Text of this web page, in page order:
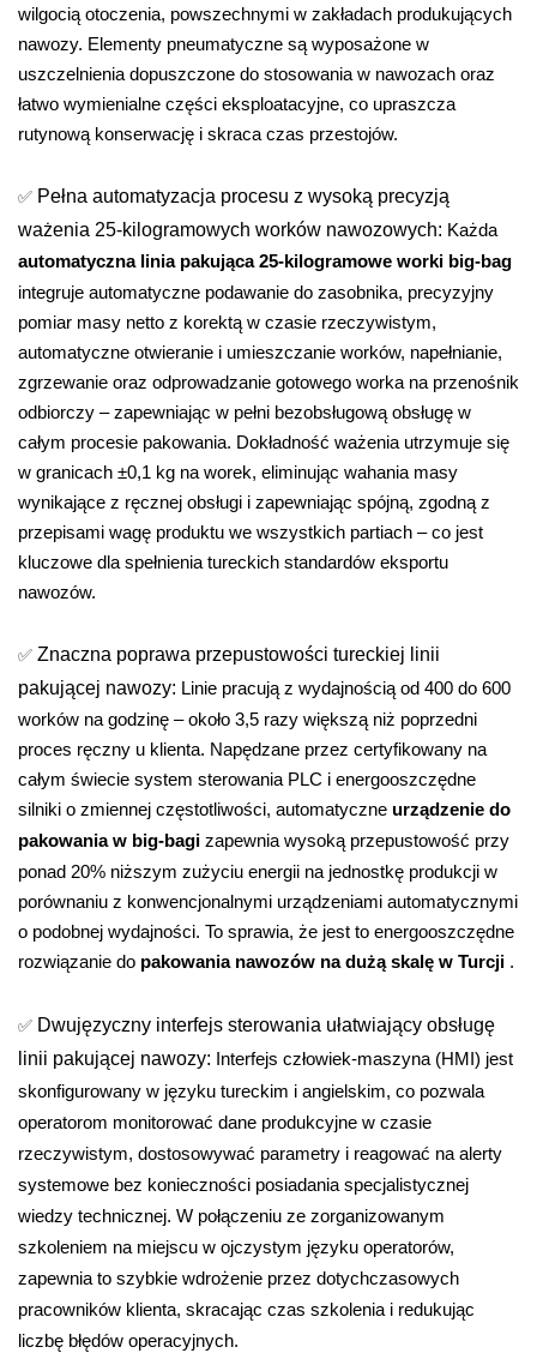
wilgocią otoczenia, powszechnymi w zakładach produkujących
nawozy. Elementy pneumatyczne są wyposażone w
uszczelnienia dopuszczone do stosowania w nawozach oraz
łatwo wymienialne części eksploatacyjne, co upraszcza
rutynową konserwację i skraca czas przestojów.
✅ Pełna automatyzacja procesu z wysoką precyzją
ważenia 25-kilogramowych worków nawozowych: Każda
automatyczna linia pakująca 25-kilogramowe worki big-bag
integruje automatyczne podawanie do zasobnika, precyzyjny
pomiar masy netto z korektą w czasie rzeczywistym,
automatyczne otwieranie i umieszczanie worków, napełnianie,
zgrzewanie oraz odprowadzanie gotowego worka na przenośnik
odbiorczy – zapewniając w pełni bezobsługową obsługę w
całym procesie pakowania. Dokładność ważenia utrzymuje się
w granicach ±0,1 kg na worek, eliminując wahania masy
wynikające z ręcznej obsługi i zapewniając spójną, zgodną z
przepisami wagę produktu we wszystkich partiach – co jest
kluczowe dla spełnienia tureckich standardów eksportu
nawozów.
✅ Znaczna poprawa przepustowości tureckiej linii
pakującej nawozy: Linie pracują z wydajnością od 400 do 600
worków na godzinę – około 3,5 razy większą niż poprzedni
proces ręczny u klienta. Napędzane przez certyfikowany na
całym świecie system sterowania PLC i energooszczędne
silniki o zmiennej częstotliwości, automatyczne urządzenie do
pakowania w big-bagi zapewnia wysoką przepustowość przy
ponad 20% niższym zużyciu energii na jednostkę produkcji w
porównaniu z konwencjonalnymi urządzeniami automatycznymi
o podobnej wydajności. To sprawia, że ​​jest to energooszczędne
rozwiązanie do pakowania nawozów na dużą skalę w Turcji .
✅ Dwujęzyczny interfejs sterowania ułatwiający obsługę
linii pakującej nawozy:
Interfejs człowiek-maszyna (HMI) jest
skonfigurowany w języku tureckim i angielskim, co pozwala
operatorom monitorować dane produkcyjne w czasie
rzeczywistym, dostosowywać parametry i reagować na alerty
systemowe bez konieczności posiadania specjalistycznej
wiedzy technicznej. W połączeniu ze zorganizowanym
szkoleniem na miejscu w ojczystym języku operatorów,
zapewnia to szybkie wdrożenie przez dotychczasowych
pracowników klienta, skracając czas szkolenia i redukując
liczbę błędów operacyjnych.